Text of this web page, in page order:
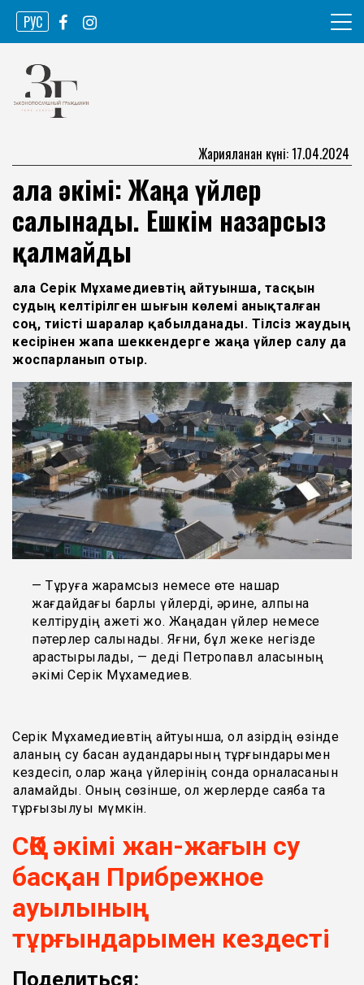
Skip
content
РУС
Законопослушный гражданин
Жарияланған күні: 17.04.2024
Қала әкімі: Жаңа үйлер
салынады. Ешкім назарсыз
қалмайды
Қала Серік Мұхамедиевтің айтуынша, тасқын
судың келтірілген шығын көлемі анықталған
соң, тиісті шаралар қабылданады. Тілсіз жаудың
кесірінен жапа шеккендерге жаңа үйлер салу да
жоспарланып отыр.
— Тұруға жарамсыз немесе өте нашар
жағдайдағы барлық үйлерді, әрине, қалпына
келтірудің қажеті жоқ. Жаңадан үйлер немесе
пәтерлер салынады. Яғни, бұл жеке негізде
қарастырылады, — деді Петропавл қаласының
әкімі Серік Мұхамедиев.
Серік Мұхамедиевтің айтуынша, ол қазірдің өзінде
қаланың су басқан аудандарының тұрғындарымен
кездесіп, олар жаңа үйлерінің сонда орналасқанын
қаламайды. Оның сөзінше, ол жерлерде саябақ та
тұрғызылуы мүмкін.
СҚО әкімі жан-жағын су
басқан Прибрежное
ауылының
тұрғындарымен кездесті
Поделиться: